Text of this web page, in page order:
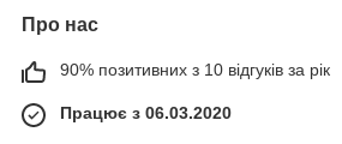
Про нас
90% позитивних з 10 відгуків за рік
Працює з 06.03.2020